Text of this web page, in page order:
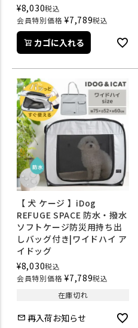
¥8,030税込
会員特別価格 ¥7,789税込
カゴに入れる
【 犬 ケージ 】iDog
REFUGE SPACE 防水・撥水
ソフトケージ防災用持ち出
しバッグ付き|ワイドハイ ア
イドッグ
¥8,030税込
会員特別価格 ¥7,789税込
在庫切れ
再入荷お知らせ